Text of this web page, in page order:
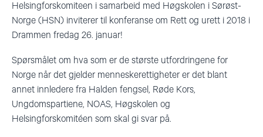
Helsingforskomiteen i samarbeid med Høgskolen i Sørøst-
Norge (HSN) inviterer til konferanse om Rett og urett i 2018 i
Drammen fredag 26. januar!
Spørsmålet om hva som er de største utfordringene for
Norge når det gjelder menneskerettigheter er det blant
annet innledere fra Halden fengsel, Røde Kors,
Ungdomspartiene, NOAS, Høgskolen og
Helsingforskomitéen som skal gi svar på.